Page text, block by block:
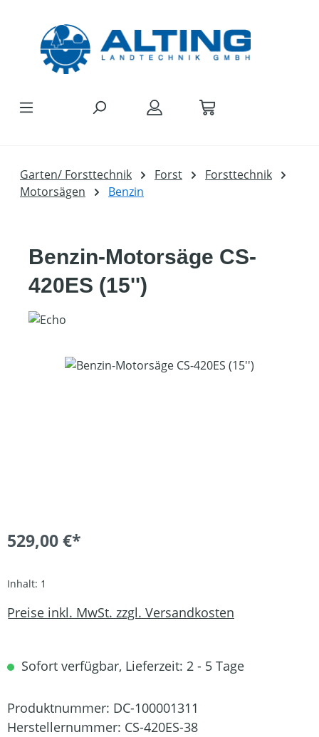
Garten/ Forsttechnik Forst
Forsttechnik
Motorsägen
Benzin
Benzin-Motorsäge CS-
420ES (15'')
Bildergalerie überspringen
529,00 €*
Inhalt: 1
Preise inkl. MwSt. zzgl. Versandkosten
Sofort verfügbar, Lieferzeit: 2 - 5 Tage
Produktnummer: DC-100001311
Herstellernummer: CS-420ES-38